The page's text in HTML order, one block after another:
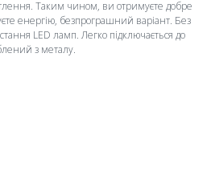
Таким чином, ви отримуєте добре
енергію, безпрограшний варіант. Без
LED ламп. Легко підключається до
з металу.